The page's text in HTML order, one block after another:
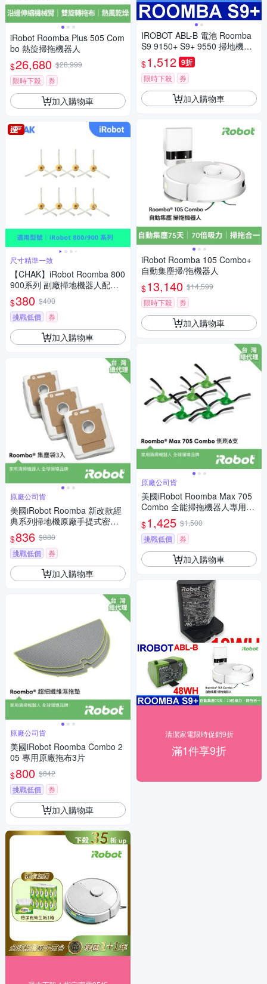
iRobot Roomba Plus 505 Com
bo 熱旋掃拖機器人
$26,680 $28,999
限時下殺
券
加入購物車
尺寸精準一致
【CHAK】iRobot Roomba 800
900系列 副廠掃地機器人配件
耗材超值組(邊刷8入組)
$380 $400
挑戰低價
券
加入購物車
原廠公司貨
美國iRobot Roomba 新改款經
典系列掃地機原廠手提式密封
集塵袋3入
$836 $880
挑戰低價
券
加入購物車
原廠公司貨
美國iRobot Roomba Combo 2
05 專用原廠拖布3片
$800 $842
挑戰低價
券
加入購物車
IROBOT ABL-B 電池 Roomba
S9 9150+ S9+ 9550 掃地機電
池
$1,512 9折
限時下殺 券
加入購物車
iRobot Roomba 105 Combo+
自動集塵掃/拖機器人
$13,140 $14,599
限時下殺
券
加入購物車
原廠公司貨
美國iRobot Roomba Max 705
Combo 全能掃拖機器人專用原
廠雙側刷3組(共6支)
$1,425 $1,500
挑戰低價
券
加入購物車
清潔家電限時促銷9折
滿1件享9折